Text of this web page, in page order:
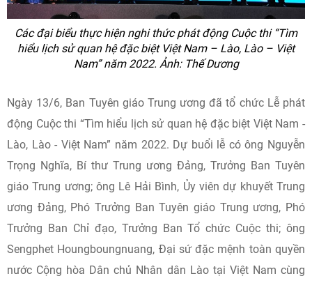
Các đại biểu thực hiện nghi thức phát động Cuộc thi “Tìm
hiểu lịch sử quan hệ đặc biệt Việt Nam – Lào, Lào – Việt
Nam” năm 2022. Ảnh: Thế Dương
Ngày 13/6, Ban Tuyên giáo Trung ương đã tổ chức Lễ phát
động Cuộc thi “Tìm hiểu lịch sử quan hệ đặc biệt Việt Nam -
Lào, Lào - Việt Nam” năm 2022. Dự buổi lễ có ông Nguyễn
Trọng Nghĩa, Bí thư Trung ương Đảng, Trưởng Ban Tuyên
giáo Trung ương; ông Lê Hải Bình, Ủy viên dự khuyết Trung
ương Đảng, Phó Trưởng Ban Tuyên giáo Trung ương, Phó
Trưởng Ban Chỉ đạo, Trưởng Ban Tổ chức Cuộc thi; ông
Sengphet Houngboungnuang, Đại sứ đặc mệnh toàn quyền
nước Cộng hòa Dân chủ Nhân dân Lào tại Việt Nam cùng